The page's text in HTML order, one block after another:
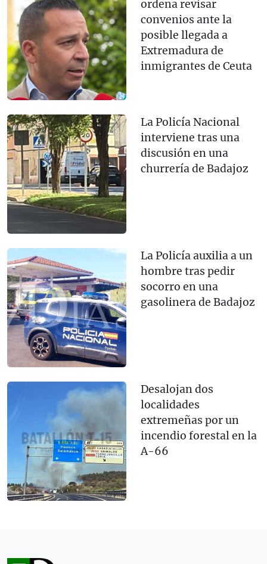
ordena revisar
convenios ante la
posible llegada a
Extremadura de
inmigrantes de Ceuta
La Policía Nacional
interviene tras una
discusión en una
churrería de Badajoz
La Policía auxilia a un
hombre tras pedir
socorro en una
gasolinera de Badajoz
Desalojan dos
localidades
extremeñas por un
incendio forestal en la
A-66